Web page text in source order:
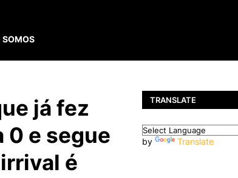
SOMOS
já fez
0 e segue
é
TRANSLATE
by
Translate